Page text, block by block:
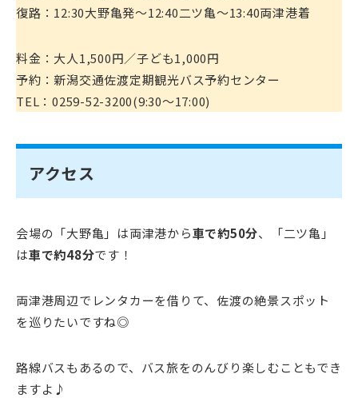
復路：12:30大野亀発～12:40二ツ亀～13:40両津港着
料金：大人1,500円／子ども1,000円
予約：新潟交通佐渡定期観光バス予約センター
TEL：0259-52-3200(9:30～17:00)
アクセス
会場の「大野亀」は両津港から車で約50分、「二ツ亀」
は車で約48分です！
両津港周辺でレンタカーを借りて、佐渡の絶景スポット
を巡りたいですね◎
路線バスもあるので、バス旅をのんびり楽しむこともでき
ますよ♪